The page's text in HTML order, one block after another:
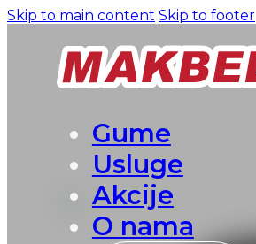
Skip to main content Skip to footer
Gume
Usluge
Akcije
O nama